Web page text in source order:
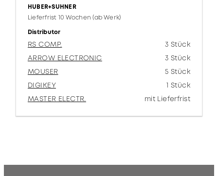
HUBER+SUHNER
Lieferfrist 10 Wochen (ab Werk)
Distributor
RS COMP.
3 Stück
ARROW ELECTRONIC
3 Stück
MOUSER
5 Stück
DIGIKEY
1 Stück
MASTER ELECTR.
mit Lieferfrist